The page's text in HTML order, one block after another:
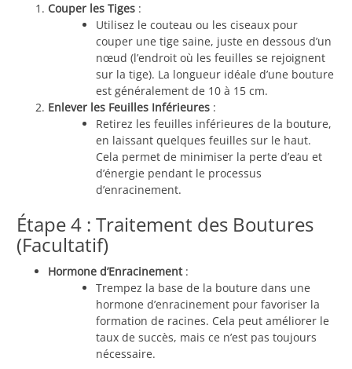
Couper les Tiges :
Utilisez le couteau ou les ciseaux pour
couper une tige saine, juste en dessous d’un
nœud (l’endroit où les feuilles se rejoignent
sur la tige). La longueur idéale d’une bouture
est généralement de 10 à 15 cm.
Enlever les Feuilles Inférieures :
Retirez les feuilles inférieures de la bouture,
en laissant quelques feuilles sur le haut.
Cela permet de minimiser la perte d’eau et
d’énergie pendant le processus
d’enracinement.
Étape 4 : Traitement des Boutures
(Facultatif)
Hormone d’Enracinement:
Trempez la base de la bouture dans une
hormone d’enracinement pour favoriser la
formation de racines. Cela peut améliorer le
taux de succès, mais ce n’est pas toujours
nécessaire.